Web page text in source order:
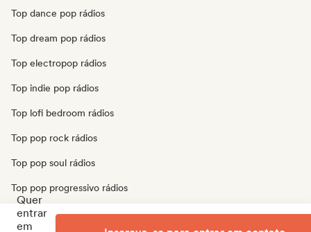
Top dance pop rádios
Top dream pop rádios
Top electropop rádios
Top indie pop rádios
Top lofi bedroom rádios
Top pop rock rádios
Top pop soul rádios
Top pop progressivo rádios
Top pop psicodélico rádios
Quer
entrar
em